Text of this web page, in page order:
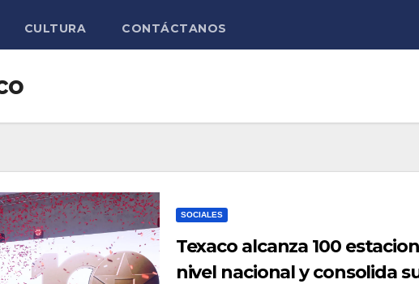
CULTURA CONTÁCTANOS
SOCIALES
Texaco alcanza 100
nivel nacional y consolida